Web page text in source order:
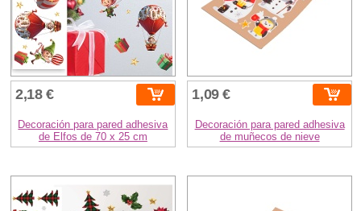
2,18 €
Decoración para pared adhesiva
de Elfos de 70 x 25 cm
1,09 €
Decoración para pared adhesiva
de muñecos de nieve